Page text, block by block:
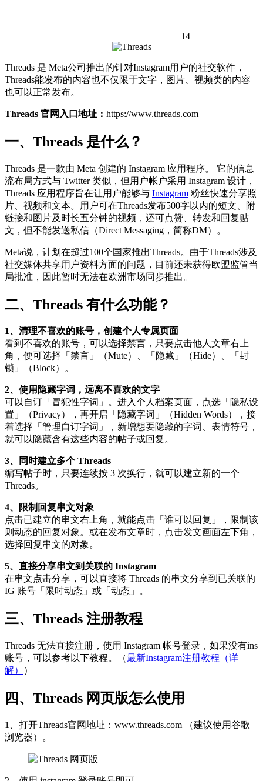
14
Threads 是 Meta公司推出的针对Instagram用户的社交软件，
Threads能发布的内容也不仅限于文字，图片、视频类的内容
也可以正常发布。
Threads 官网入口地址： https://www.threads.com
一、Threads 是什么？
Threads 是一款由 Meta 创建的 Instagram 应用程序。 它的信息
流布局方式与 Twitter 类似，但用户帐户采用 Instagram 设计，
Threads 应用程序旨在让用户能够与 Instagram 粉丝快速分享照
片、视频和文本。用户可在Threads发布500字以内的短文、附
链接和图片及时长五分钟的视频，还可点赞、转发和回复贴
文，但不能发送私信（Direct Messaging，简称DM）。
Meta说，计划在超过100个国家推出Threads。由于Threads涉及
社交媒体共享用户资料方面的问题，目前还未获得欧盟监管当
局批准，因此暂时无法在欧洲市场同步推出。
二、Threads 有什么功能？
1、清理不喜欢的账号，创建个人专属页面
看到不喜欢的账号，可以选择禁言，只要点击他人文章右上
角，便可选择「禁言」（Mute）、「隐藏」（Hide）、「封
锁」（Block）。
2、使用隐藏字词，远离不喜欢的文字
可以自订「冒犯性字词」。进入个人档案页面，点选「隐私设
置」（Privacy），再开启「隐藏字词」（Hidden Words），接
着选择「管理自订字词」，新增想要隐藏的字词、表情符号，
就可以隐藏含有这些内容的帖子或回复。
3、同时建立多个 Threads
编写帖子时，只要连续按 3 次换行，就可以建立新的一个
Threads。
4、限制回复串文对象
点击已建立的串文右上角，就能点击「谁可以回复」，限制该
则动态的回复对象。或在发布文章时，点击发文画面左下角，
选择回复串文的对象。
5、直接分享串文到关联的 Instagram
在串文点击分享，可以直接将 Threads 的串文分享到已关联的
IG 账号「限时动态」或「动态」。
三、Threads 注册教程
Threads 无法直接注册，使用 Instagram 帐号登录，如果没有ins
账号，可以参考以下教程。（最新Instagram注册教程（详
解）
）
四、Threads 网页版怎么使用
1、打开Threads官网地址：www.threads.com （建议使用谷歌
浏览器）。